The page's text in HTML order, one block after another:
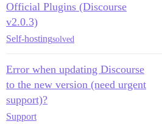
Official Plugins (Discourse
v2.0.3)
Self-hostingsolved
Error when updating Discourse
to the new version (need urgent
support)?
Support